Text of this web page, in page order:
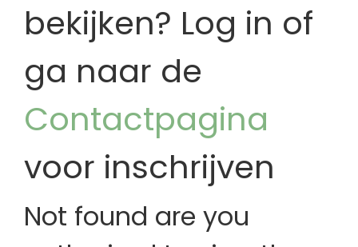
bekijken? Log in of
ga naar de
Contactpagina
voor inschrijven
Not found are you